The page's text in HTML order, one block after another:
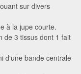
sur divers
à la jupe courte.
de 3 tissus dont 1 fait
d'une bande centrale